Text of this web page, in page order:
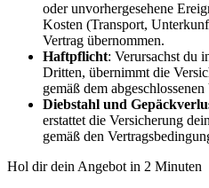
oder unvorhergesehene
Kosten (Transport,
Vertrag übernommen.
Haftpflicht: Verursachst du
Dritten, übernimmt die
gemäß dem abgeschlossenen
Diebstahl und
erstattet die Versicherung
gemäß den
Hol dir dein Angebot in 2 Minuten